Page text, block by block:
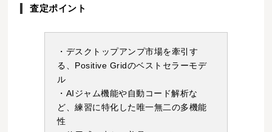
査定ポイント
・デスクトップアンプ市場を牽引す
る、Positive Gridのベストセラーモデ
ル
・AIジャム機能や自動コード解析な
ど、練習に特化した唯一無二の多機能
性